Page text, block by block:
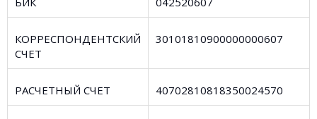
КОРРЕСПОНДЕНТСКИЙ
СЧЕТ
30101810900000000607
РАСЧЕТНЫЙ СЧЕТ 40702810818350024570